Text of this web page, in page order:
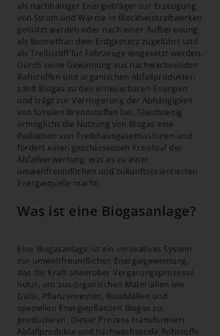
als nachhaltiger Energieträger zur Erzeugung
von Strom und Wärme in Blockheizkraftwerken
genutzt werden oder nach einer Aufbereitung
als Biomethan dem Erdgasnetz zugeführt und
als Treibstoff für Fahrzeuge eingesetzt werden.
Durch seine Gewinnung aus nachwachsenden
Rohstoffen und organischen Abfallprodukten
zählt Biogas zu den erneuerbaren Energien
und trägt zur Verringerung der Abhängigkeit
von fossilen Brennstoffen bei. Gleichzeitig
ermöglicht die Nutzung von Biogas eine
Reduktion von Treibhausgasemissionen und
fördert einen geschlossenen Kreislauf der
Abfallverwertung, was es zu einer
umweltfreundlichen und zukunftsorientierten
Energiequelle macht.
Was ist eine Biogasanlage?
Eine Biogasanlage ist ein innovatives System
zur umweltfreundlichen Energiegewinnung,
das die Kraft anaerober Vergärungsprozesse
nutzt, um aus organischen Materialien wie
Gülle, Pflanzenresten, Bioabfällen und
speziellen Energiepflanzen Biogas zu
produzieren. Dieser Prozess transformiert
Abfallprodukte und nachwachsende Rohstoffe